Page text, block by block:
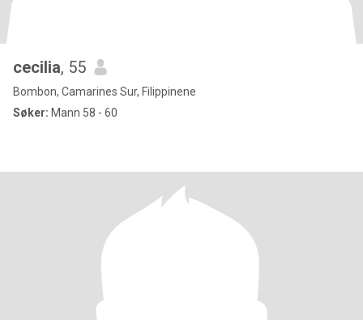
cecilia, 55
Bombon, Camarines Sur, Filippinene
Søker: Mann 58 - 60